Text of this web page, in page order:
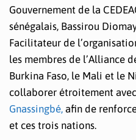
Gouvernement de la
sénégalais, Bassirou
Facilitateur de
les membres de l’Alliance
Burkina Faso, le Mali et le
collaborer étroitement
Gnassingbé, afin de
et ces trois nations.